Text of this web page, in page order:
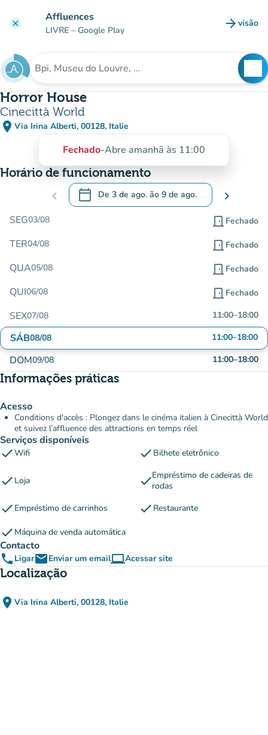
clear Affluences
LIVRE – Google Play arrow_forward visão
(novo
Procura uma instituição
Horror House
Cinecittà World
place Via Irina Alberti, 00128, Italie
(abrir no Google Maps)
(novo separador)
Fechado-Abre amanhã às 11:00
Horário de funcionamento
chevron_left calendar_today De 3 de ago. ão 9 de ago.
.Abra o calendário para alterar as datas
chevron_right
SEG03/08 door_front Fechado
TER04/08 door_front Fechado
QUA05/08 door_front Fechado
QUI06/08 door_front Fechado
SEX07/08 11:00–18:00
SÁB08/08 11:00–18:00
DOM09/08 11:00–18:00
Informações práticas
Acesso
Conditions d'accès : Plongez dans le cinéma italien à Cinecittà World
et suivez l’affluence des attractions en temps réel
Serviços disponíveis
checkWifi check Bilhete eletrônico
check Loja checkEmpréstimo de cadeiras de
rodas
check Empréstimo de carrinhos check Restaurante
check Máquina de venda automática
Contacto
phone LigaremailEnviar um emailcomputerAcessar site
(novo separador)
Localização
place Via Irina Alberti, 00128, Italie
(abrir no Google Maps)
(novo separador)